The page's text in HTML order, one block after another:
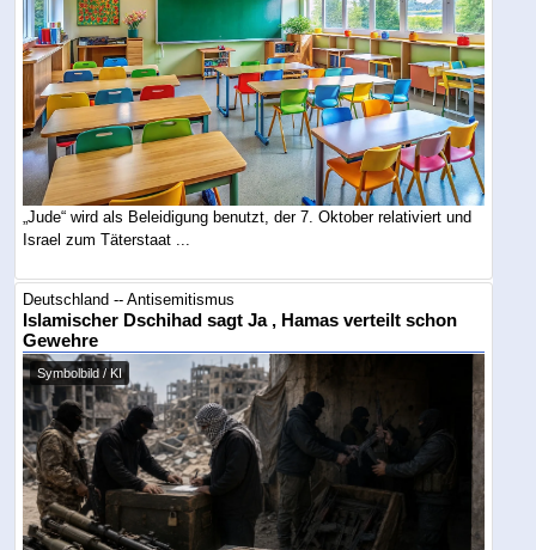
„Jude“ wird als Beleidigung benutzt, der 7. Oktober relativiert und
Israel zum Täterstaat ...
Deutschland -- Antisemitismus
Islamischer Dschihad sagt Ja , Hamas verteilt schon
Gewehre
Symbolbild / KI